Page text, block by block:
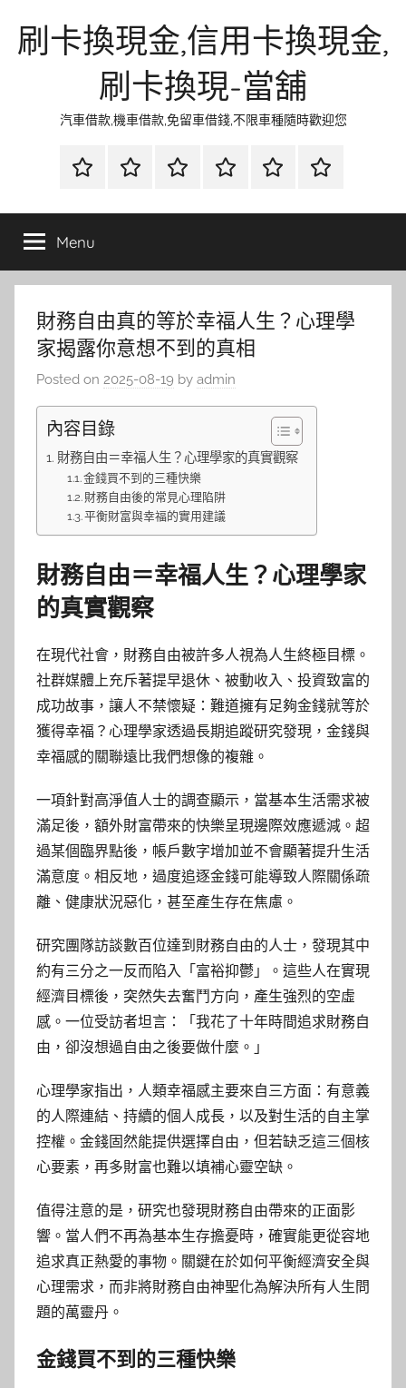
刷卡換現金,信用卡換現金,
刷卡換現-當舖
汽車借款,機車借款,免留車借錢,不限車種隨時歡迎您
首
當
金
網
資
流
時
環
清
聯
徵
Menu
財務自由真的等於幸福人生？心理學
家揭露你意想不到的真相
Posted on 2025-08-19 by admin
內容目錄
財務自由＝幸福人生？心理學家的真實觀察
金錢買不到的三種快樂
財務自由後的常見心理陷阱
平衡財富與幸福的實用建議
財務自由＝幸福人生？心理學家
的真實觀察
在現代社會，財務自由被許多人視為人生終極目標。
社群媒體上充斥著提早退休、被動收入、投資致富的
成功故事，讓人不禁懷疑：難道擁有足夠金錢就等於
獲得幸福？心理學家透過長期追蹤研究發現，金錢與
幸福感的關聯遠比我們想像的複雜。
一項針對高淨值人士的調查顯示，當基本生活需求被
滿足後，額外財富帶來的快樂呈現邊際效應遞減。超
過某個臨界點後，帳戶數字增加並不會顯著提升生活
滿意度。相反地，過度追逐金錢可能導致人際關係疏
離、健康狀況惡化，甚至產生存在焦慮。
研究團隊訪談數百位達到財務自由的人士，發現其中
約有三分之一反而陷入「富裕抑鬱」。這些人在實現
經濟目標後，突然失去奮鬥方向，產生強烈的空虛
感。一位受訪者坦言：「我花了十年時間追求財務自
由，卻沒想過自由之後要做什麼。」
心理學家指出，人類幸福感主要來自三方面：有意義
的人際連結、持續的個人成長，以及對生活的自主掌
控權。金錢固然能提供選擇自由，但若缺乏這三個核
心要素，再多財富也難以填補心靈空缺。
值得注意的是，研究也發現財務自由帶來的正面影
響。當人們不再為基本生存擔憂時，確實能更從容地
追求真正熱愛的事物。關鍵在於如何平衡經濟安全與
心理需求，而非將財務自由神聖化為解決所有人生問
題的萬靈丹。
金錢買不到的三種快樂